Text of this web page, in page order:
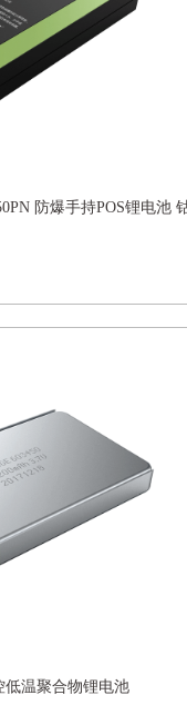
防爆手持POS锂电池
低温聚合物锂电池